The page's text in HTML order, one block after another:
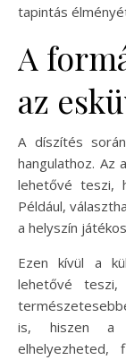
tapintás
A
az
A díszítés
hangulathoz. Az
lehetővé teszi,
Például,
a helyszín
Ezen kívül a
lehetővé
is, hiszen a
elhelyezheted,